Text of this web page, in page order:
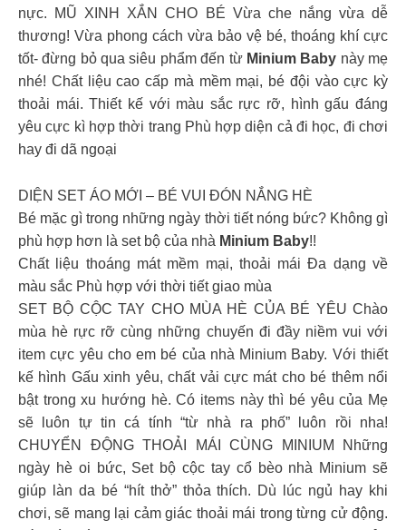
nực.
MŨ XINH XẮN CHO BÉ Vừa che nắng vừa dễ
thương! Vừa phong cách vừa bảo vệ bé, thoáng khí cực
tốt- đừng bỏ qua siêu phẩm đến từ Minium Baby này mẹ
nhé! Chất liệu cao cấp mà mềm mại, bé đội vào cực kỳ
thoải mái. Thiết kế với màu sắc rực rỡ, hình gấu đáng
yêu cực kì hợp thời trang Phù hợp diện cả đi học, đi chơi
hay đi dã ngoại
DIỆN SET ÁO MỚI – BÉ VUI ĐÓN NẮNG HÈ
Bé mặc gì trong những ngày thời tiết nóng bức? Không gì
phù hợp hơn là set bộ của nhà Minium Baby!!
Chất liệu thoáng mát mềm mại, thoải mái Đa dạng về
màu sắc Phù hợp với thời tiết giao mùa
SET BỘ CỘC TAY CHO MÙA HÈ CỦA BÉ YÊU Chào
mùa hè rực rỡ cùng những chuyến đi đầy niềm vui với
item cực yêu cho em bé của nhà Minium Baby. Với thiết
kế hình Gấu xinh yêu, chất vải cực mát cho bé thêm nổi
bật trong xu hướng hè. Có items này thì bé yêu của Mẹ
sẽ luôn tự tin cá tính “từ nhà ra phố” luôn rồi nha!
CHUYỂN ĐỘNG THOẢI MÁI CÙNG MINIUM Những
ngày hè oi bức, Set bộ cộc tay cổ bèo nhà Minium sẽ
giúp làn da bé “hít thở” thỏa thích. Dù lúc ngủ hay khi
chơi, sẽ mang lại cảm giác thoải mái trong từng cử động.